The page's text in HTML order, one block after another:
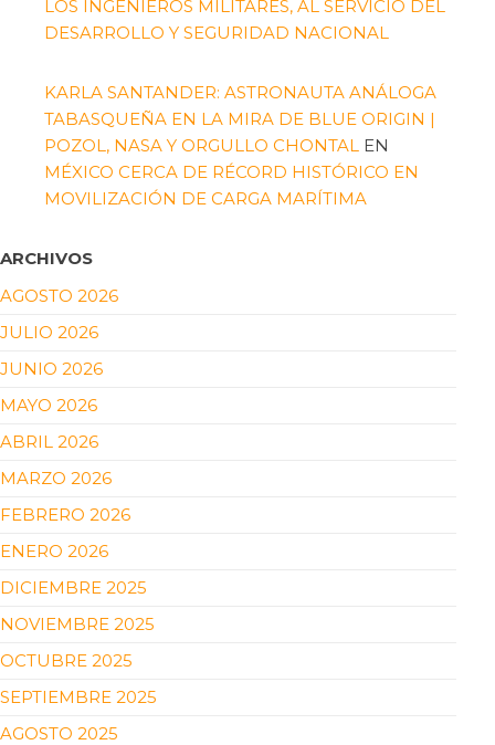
LOS INGENIEROS MILITARES, AL SERVICIO DEL
DESARROLLO Y SEGURIDAD NACIONAL
KARLA SANTANDER: ASTRONAUTA ANÁLOGA
TABASQUEÑA EN LA MIRA DE BLUE ORIGIN |
POZOL, NASA Y ORGULLO CHONTAL EN
MÉXICO CERCA DE RÉCORD HISTÓRICO EN
MOVILIZACIÓN DE CARGA MARÍTIMA
ARCHIVOS
AGOSTO 2026
JULIO 2026
JUNIO 2026
MAYO 2026
ABRIL 2026
MARZO 2026
FEBRERO 2026
ENERO 2026
DICIEMBRE 2025
NOVIEMBRE 2025
OCTUBRE 2025
SEPTIEMBRE 2025
AGOSTO 2025